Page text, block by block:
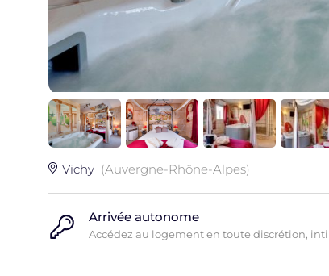
Vichy (Auvergne-Rhône-Alpes)
Arrivée autonome
Accédez au logement en toute discrétion,